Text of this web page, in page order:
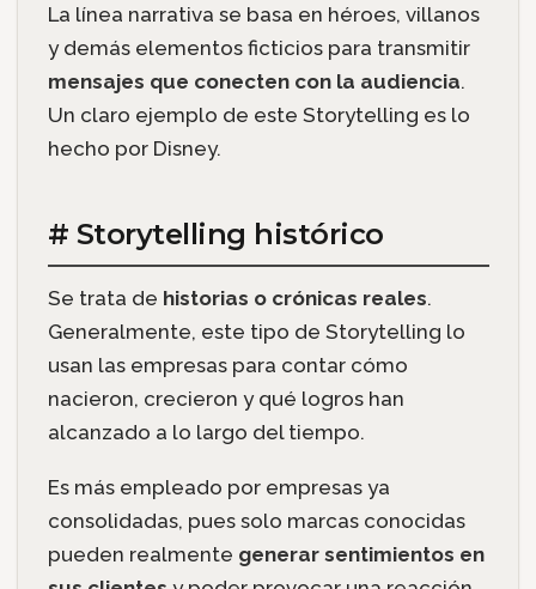
La línea narrativa se basa en héroes, villanos
y demás elementos ficticios para transmitir
mensajes que conecten con la audiencia.
Un claro ejemplo de este Storytelling es lo
hecho por Disney.
# Storytelling histórico
Se trata de historias o crónicas reales.
Generalmente, este tipo de Storytelling lo
usan las empresas para contar cómo
nacieron, crecieron y qué logros han
alcanzado a lo largo del tiempo.
Es más empleado por empresas ya
consolidadas, pues solo marcas conocidas
pueden realmente generar sentimientos en